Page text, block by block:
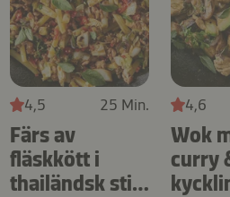
4,5 25 Min.
Färs av
fläskkött i
thailändsk stil
4,6
Wok
curry